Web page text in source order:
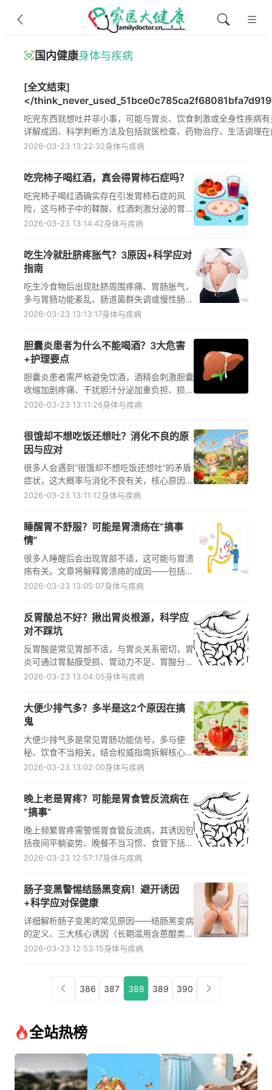
国内健康身体与疾病
[全文结束]
</
吃完东西就想吐？可能是胃炎，也可能是这些原因
吃完东西就想吐并非小事，可能与胃炎、饮食刺激或全身性疾病
详解成因、科学判断方法及包括就医检查、药物治疗、生活调理
方案，帮助读者正确处理不适，避免常见误区，特殊人群需遵医
2026-03-23 13:22:32身体与疾病
吃完柿子喝红酒，真会得胃柿石症吗？
吃完柿子喝红酒确实存在引发胃柿石症的风
险，这与柿子中的鞣酸、红酒刺激分泌的胃酸
密切相关，胃肠功能较弱、大量同食或空腹同
学规避风险，守护消化系统健康。
2026-03-23 13:14:42身体与疾病
吃生冷就肚脐疼胀气？3原因+科学应对
指南
吃生冷食物后出现肚脐周围疼痛、胃肠胀气，
多与胃肠功能紊乱、肠道菌群失调或慢性肠炎
相关，可通过调整饮食、遵医嘱使用促动力药
反复影响生活。
2026-03-23 13:13:17身体与疾病
胆囊炎患者为什么不能喝酒？3大危害
+护理要点
胆囊炎患者需严格避免饮酒，酒精会刺激胆囊
收缩加剧疼痛、干扰胆汁分泌加重负担、损伤
肝脏间接影响胆囊功能，可能导致病情恶化；
控制炎症、降低并发症风险。
2026-03-23 13:11:26身体与疾病
很饿却不想吃饭还想吐？消化不良的原
因与应对
很多人会遇到“很饿却不想吃饭还想吐”的矛盾
症状，这大概率与消化不良有关，核心原因包
括胃肠动力不足、消化酶缺乏、不良饮食因
风险，帮助读者科学呵护胃肠健康。
2026-03-23 13:11:12身体与疾病
睡醒胃不舒服？可能是胃溃疡在“搞事
情”
很多人睡醒后会出现胃部不适，这可能与胃溃
疡有关。文章将解释胃溃疡的成因——包括夜
间胃酸分泌增加、睡眠姿势影响、幽门螺杆菌
特定症状时需及时就医，所有干预措施均需遵
循医嘱，特殊人群需在医生指导下进行。
2026-03-23 13:05:07身体与疾病
反胃酸总不好？揪出胃炎根源，科学应
对不踩坑
反胃酸是常见胃部不适，与胃炎关系密切，胃
炎可通过胃黏膜受损、胃动力不足、胃酸分泌
失调三种机制引发反胃酸。解析两者关联机
题，避免延误病情或不当处理加重症状。
2026-03-23 13:04:05身体与疾病
大便少排气多？多半是这2个原因在搞
鬼
大便少排气多是常见胃肠功能信号，多与便
秘、饮食不当相关，结合权威指南拆解核心原
因，给出科学调理方案，补充常见误区、专属
2026-03-23 13:02:00身体与疾病
晚上老是胃疼？可能是胃食管反流病在
“搞事”
晚上频繁胃疼需警惕胃食管反流病，其诱因包
括夜间平躺姿势、晚餐不当习惯、食管下括约
肌功能异常等；缓解需先调整生活方式，用药
险，帮助读者科学应对以缓解不适
2026-03-23 12:57:17身体与疾病
肠子变黑警惕结肠黑变病！避开诱因
+科学应对保健康
详细解析肠子变黑的常见原因——结肠黑变病
的定义、三大核心诱因（长期滥用含蒽醌类成
分的泻药、慢性便秘、特定肠道疾病），纠正
因、停止使用蒽醌类泻药、通过饮食运动改善
便秘，同时为高风险人群提供预防建议，帮助
2026-03-23 12:53:15身体与疾病
386 387 388 389 390
全站热榜